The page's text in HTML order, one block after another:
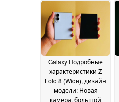
сравнению с Watch8
07 June 2026
Galaxy Подробные
характеристики Z
Fold 8 (Wide), дизайн
модели: Новая
камера, большой